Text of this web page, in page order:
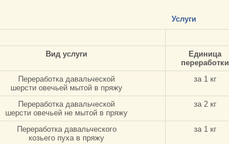
Услуги
Вид услуги
Единица
переработки
Переработка давальческой
шерсти овечьей мытой в пряжу
за 1 кг
Переработка давальческой
шерсти овечьей не мытой в пряжу
за 2 кг
Переработка давальческого
козьего пуха в пряжу
за 1 кг